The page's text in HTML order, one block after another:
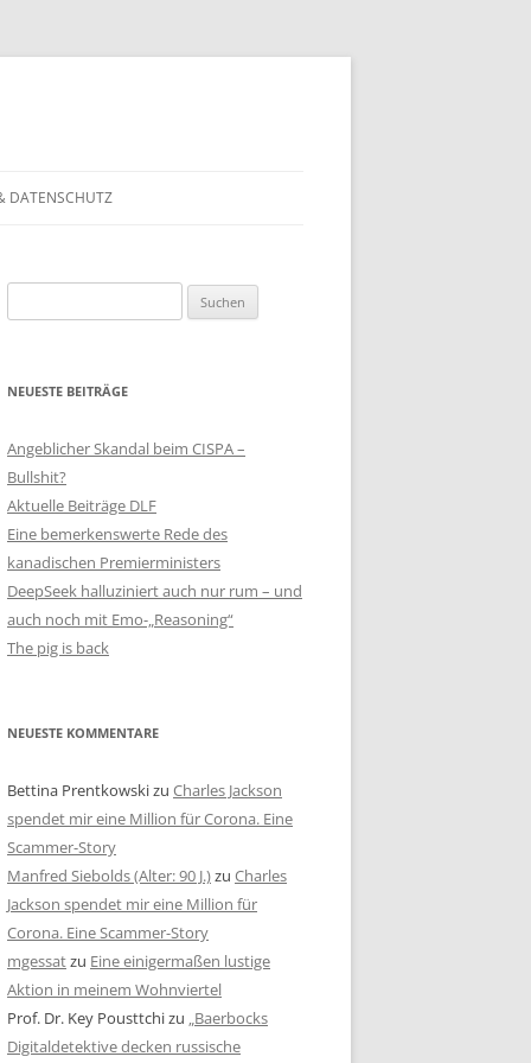
DATENSCHUTZ
nach:
NEUESTE BEITRÄGE
Angeblicher Skandal beim CISPA –
Bullshit?
Aktuelle Beiträge DLF
Eine bemerkenswerte Rede des
kanadischen Premierministers
DeepSeek halluziniert auch nur rum – und
auch noch mit Emo-„Reasoning“
The pig is back
NEUESTE KOMMENTARE
Bettina Prentkowskizu Charles Jackson
spendet mir eine Million für Corona. Eine
Scammer-Story
Manfred Siebolds (Alter: 90 J.)zu Charles
Jackson spendet mir eine Million für
Corona. Eine Scammer-Story
mgessatzu Eine einigermaßen lustige
Aktion in meinem Wohnviertel
Prof. Dr. Key Pousttchizu „Baerbocks
Digitaldetektive decken russische